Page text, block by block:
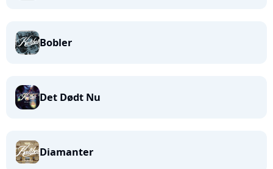
Bobler
Det Dødt Nu
Diamanter